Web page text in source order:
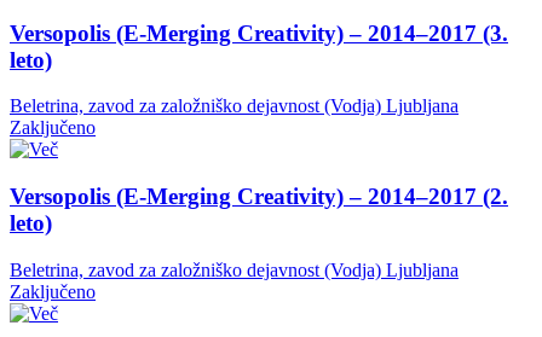
Versopolis (E-Merging Creativity) – 2014–2017 (3.
leto)
Beletrina, zavod za založniško dejavnost (Vodja) Ljubljana
Zaključeno
Versopolis (E-Merging Creativity) – 2014–2017 (2.
leto)
Beletrina, zavod za založniško dejavnost (Vodja) Ljubljana
Zaključeno